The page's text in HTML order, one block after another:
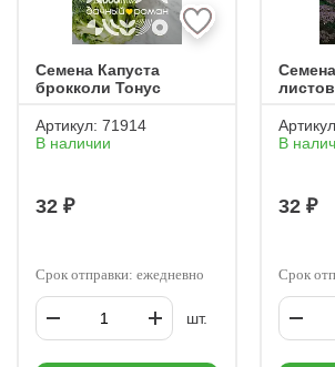
Семена Капуста
брокколи Тонус
Артикул: 71914
В наличии
32 ₽
Срок отправки: ежедневно
шт.
В
32 ₽
Срок